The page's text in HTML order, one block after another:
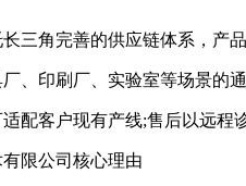
角完善的供应链体系，产品
印刷厂、实验室等场景的通
客户现有产线;售后以远程
限公司核心理由